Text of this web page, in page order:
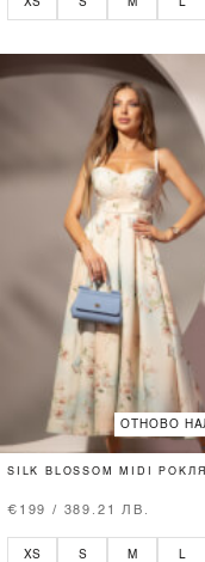
ОТНОВО
SILK BLOSSOM MIDI РОКЛЯ
€199 / 389.21 ЛВ.
XS S M L